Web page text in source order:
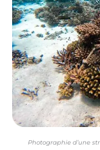
Photographie d’une